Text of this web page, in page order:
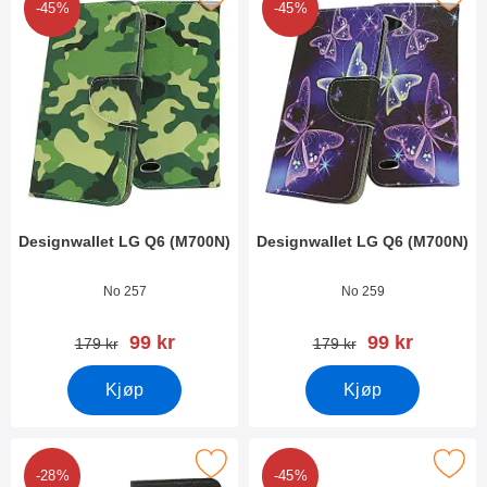
-45%
Designwallet LG Q6 (M700N)
Varenummer 27977
No 257
gammel pris
179 kr ny pris
99 kr
Kjøp
-45%
Designwallet LG Q6 (M700N)
Varenummer 27976
No 259
gammel pris
179 kr ny pris
99 kr
Kjøp
-28%
Merk designwallet LG Q6 (M700N) som favoritt
-45%
Merk crazy Horse Wallet LG